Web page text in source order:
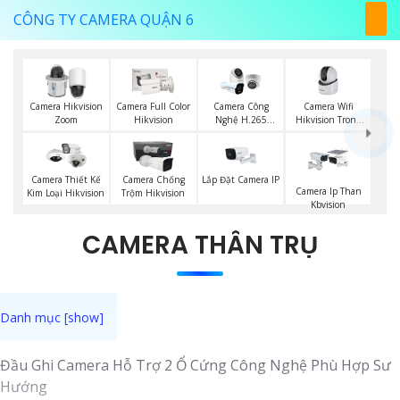
CÔNG TY CAMERA QUẬN 6
Camera Hikvision
Zoom
Camera Full Color
Hikvision
Camera Công
Nghệ H.265
Camera Wifi
Hikvision Trong
Camera Thiết Kế
Kim Loại Hikvision
Camera Chống
Trộm Hikvision
Lắp Đặt Camera IP
Camera Ip Than
Kbvision
CAMERA THÂN TRỤ
Đầu Ghi Camera Hỗ Trợ 2 Ổ Cứng Công Nghệ Phù Hợp Sư
Hướng